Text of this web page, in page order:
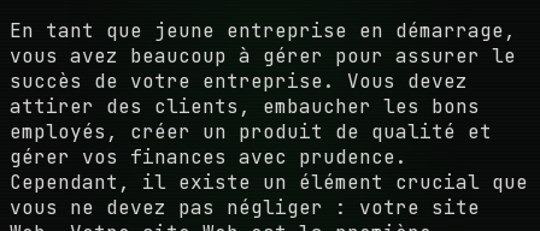
En tant que jeune entreprise en démarrage,
vous avez beaucoup à gérer pour assurer le
succès de votre entreprise. Vous devez
attirer des clients, embaucher les bons
employés, créer un produit de qualité et
gérer vos finances avec prudence.
Cependant, il existe un élément crucial que
vous ne devez pas négliger : votre site